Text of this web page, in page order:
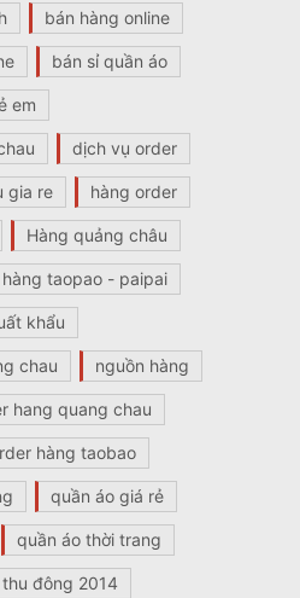
bán hàng online
bán sỉ quần áo
em
dịch vụ order
gia re hàng order
Hàng quảng châu
hàng taopao - paipai
khẩu
chau nguồn hàng
hang quang chau
hàng taobao
quần áo giá rẻ
quần áo thời trang
thu đông 2014